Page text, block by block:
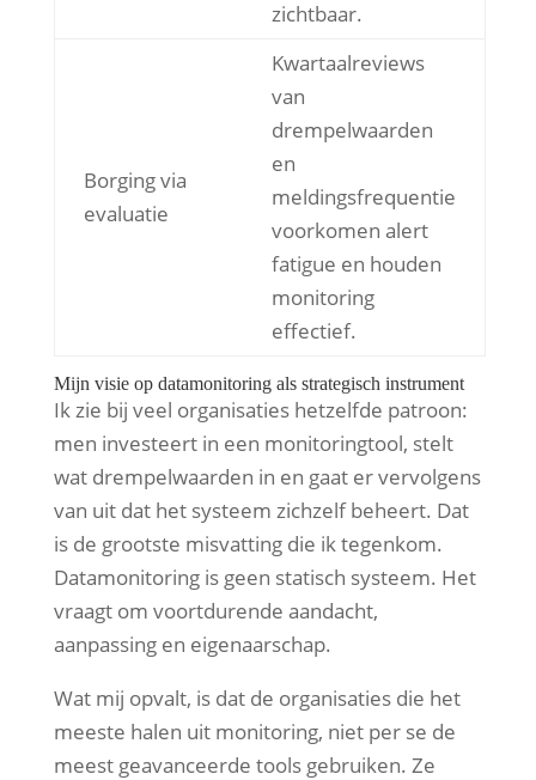
zichtbaar.
Borging via
evaluatie
Kwartaalreviews
van
drempelwaarden
en
meldingsfrequentie
voorkomen alert
fatigue en houden
monitoring
effectief.
Mijn visie op datamonitoring als strategisch instrument
Ik zie bij veel organisaties hetzelfde patroon:
men investeert in een monitoringtool, stelt
wat drempelwaarden in en gaat er vervolgens
van uit dat het systeem zichzelf beheert. Dat
is de grootste misvatting die ik tegenkom.
Datamonitoring is geen statisch systeem. Het
vraagt om voortdurende aandacht,
aanpassing en eigenaarschap.
Wat mij opvalt, is dat de organisaties die het
meeste halen uit monitoring, niet per se de
meest geavanceerde tools gebruiken. Ze